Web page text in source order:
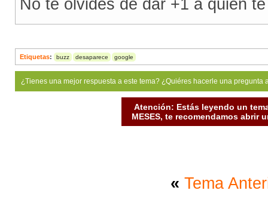
No te olvides de dar +1 a quien
Etiquetas: buzz desaparece google
¿Tienes una mejor respuesta a este tema? ¿Quiéres hacerle una
Atención: Estás leyendo un
MESES, te recomendamos abrir
« Tema